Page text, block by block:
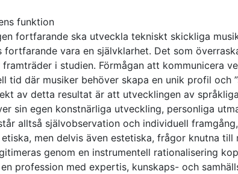
funktion
fortfarande ska utveckla tekniskt skickliga
fortfarande vara en självklarhet. Det som
framträder i studien. Förmågan att kommunicera
tid där musiker behöver skapa en unik profil och
av detta resultat är att utvecklingen av
sin egen konstnärliga utveckling, personliga
alltså självobservation och individuell
men delvis även estetiska, frågor knutna
genom en instrumentell rationalisering
profession med expertis, kunskaps- och